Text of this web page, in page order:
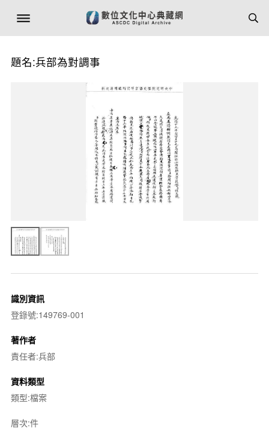
題名:兵部為對調事
識別資訊
登錄號:149769-001
著作者
責任者:兵部
資料類型
類型:檔案
層次:件